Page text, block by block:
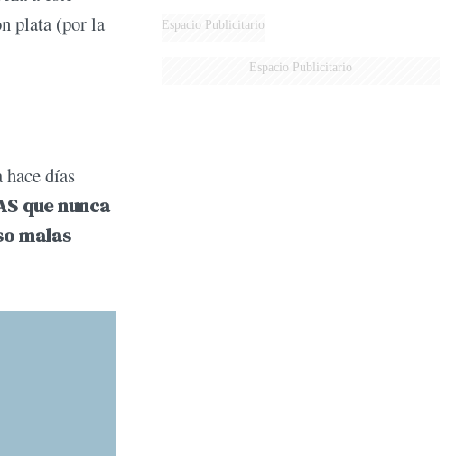
plata (por la
hace días
que nunca
malas
LATINOAMERICANOS EN SER
DERROTADOS
Espacio Publicitario
Espacio Publicitario